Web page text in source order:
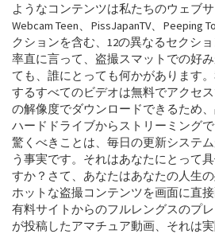
ようなコンテンツは私たちのウェブ
Webcam Teen、PissJapanTV、Peeping
クションを含む、12の異なるセクシ
率直に言って、盗撮スマットでの好
ても、誰にとっても何かがあります
するすべてのビデオは無料でアクセ
の解像度でダウンロードできるため
ハードドライブからストリーミング
驚くべきことは、毎日の更新システ
う事実です。それはあなたにとって
すか？さて、あなたはあなたの人生
ホットな盗撮コンテンツを画面に直接
有料サイトからのフルレングスのプ
が投稿したアマチュア動画、それは